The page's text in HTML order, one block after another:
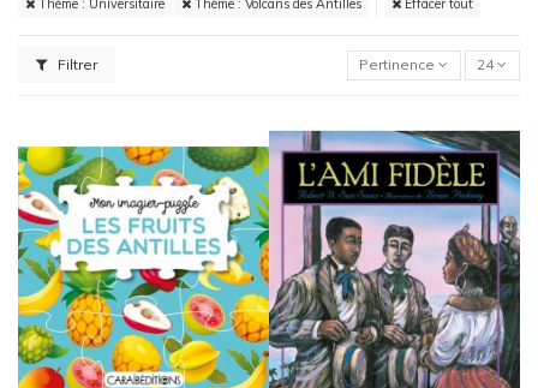
Thème : Universitaire
Thème : Volcans des Antilles Effacer tout
Filtrer Pertinence 24